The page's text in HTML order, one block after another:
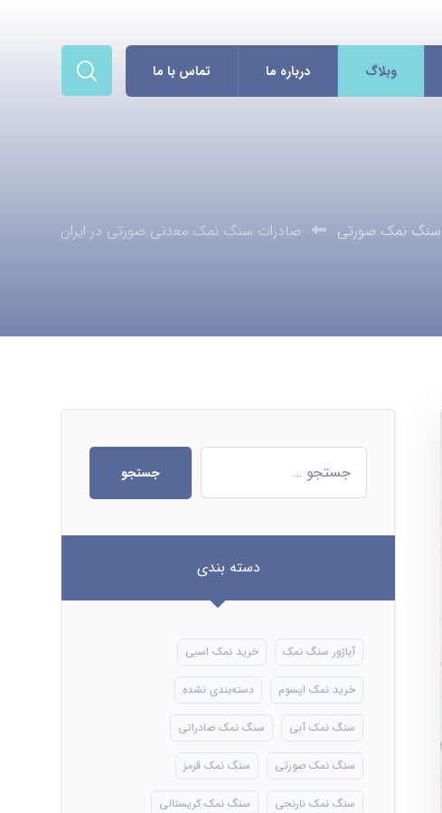
وبلاگ درباره ما تماس با ما
سنگ نمک صورتی صادرات سنگ نمک معدنی صورتی در ایران
جستجو
دسته بندی
آباژور سنگ نمک خرید نمک اسبی
خرید نمک اپسوم دسته‌بندی نشده
سنگ نمک آبی سنگ نمک صادراتی
سنگ نمک صورتی سنگ نمک قرمز
سنگ نمک نارنجی سنگ نمک کریستالی